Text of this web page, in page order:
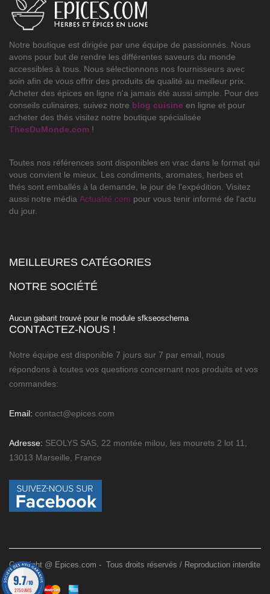
Notre boutique est dirigée par une équipe de passionnés. Nous
avons pour but de rendre les différentes saveurs du monde
accessibles à tous. Nous sélectionnons nos fournisseurs avec
soin afin de vous offrir des produits de qualité au meilleur prix.
Acheter des épices en ligne n'a jamais été aussi simple. Pour des
conseils culinaires, suivez notre blog cuisine en ligne et pour
acheter des thés visitez notre boutique spécialisée
ThesDuMonde.com !
Toutes nos références sont disponibles en vrac dans le format qui
vous convient le mieux. Les condiments, aromates, herbes et
thés sont emballés à la demande, le jour de l'expédition. Visitez
aussi notre média Actualité.com pour vous tenir informé de l'actu
du jour.
MEILLEURES CATÉGORIES
NOTRE SOCIÉTÉ
Aucun gabarit trouvé pour le module sfkseoschema
CONTACTEZ-NOUS !
Notre équipe est disponible 7 jours sur 7 par email, nous
répondons à toutes vos questions concernant nos produits et vos
commandes:
Email: contact@epices.com
Adresse: SEOLYS SAS, 22 montée milou, les mourets 2 lot 11,
13013 Marseille, France
Copyright @ Epices.com - Tous droits réservés / Reproduction interdite
9.7/10
2750 AVIS